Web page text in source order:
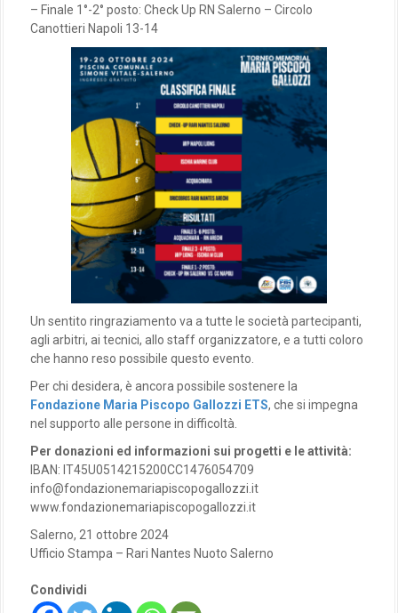
– Finale 1°-2° posto: Check Up RN Salerno – Circolo
Canottieri Napoli 13-14
Un sentito ringraziamento va a tutte le società partecipanti,
agli arbitri, ai tecnici, allo staff organizzatore, e a tutti coloro
che hanno reso possibile questo evento.
Per chi desidera, è ancora possibile sostenere la
Fondazione Maria Piscopo Gallozzi ETS, che si impegna
nel supporto alle persone in difficoltà.
Per donazioni ed informazioni sui progetti e le attività:
IBAN: IT45U0514215200CC1476054709
info@fondazionemariapiscopogallozzi.it
www.fondazionemariapiscopogallozzi.it
Salerno, 21 ottobre 2024
Ufficio Stampa – Rari Nantes Nuoto Salerno
Condividi